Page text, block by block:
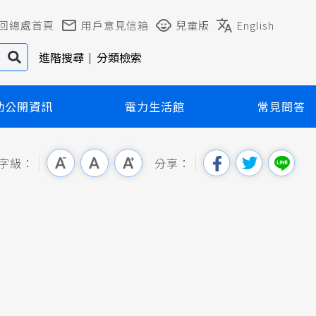
總處首頁 用戶意見信箱 兒童版 English
進階搜尋 分類檢索
公開資訊 電力生活館 常見問答
級： 分享：